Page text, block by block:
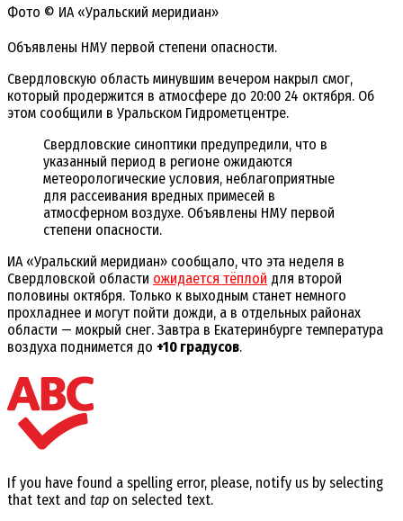
Фото © ИА «Уральский меридиан»
Объявлены НМУ первой степени опасности.
Свердловскую область минувшим вечером накрыл смог,
который продержится в атмосфере до 20:00 24 октября. Об
этом сообщили в Уральском Гидрометцентре.
Свердловские синоптики предупредили, что в
указанный период в регионе ожидаются
метеорологические условия, неблагоприятные
для рассеивания вредных примесей в
атмосферном воздухе. Объявлены НМУ первой
степени опасности.
ИА «Уральский меридиан» сообщало, что эта неделя в
Свердловской области ожидается тёплой для второй
половины октября. Только к выходным станет немного
прохладнее и могут пойти дожди, а в отдельных районах
области — мокрый снег. Завтра в Екатеринбурге температура
воздуха поднимется до +10 градусов.
If you have found a spelling error, please, notify us by selecting
that text and tap on selected text.